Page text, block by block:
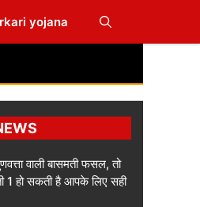
yojana
वाली बासमती फसल, तो
1 हो सकती है आपके लिए सही